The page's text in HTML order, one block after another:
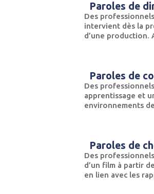
Paroles de
Des
intervient dès la
d’une production.
Paroles de
Des
apprentissage et
environnements
Paroles de
Des
d’un film à partir
en lien avec les